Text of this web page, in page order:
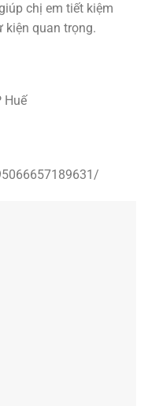
chị em tiết kiệm
kiện quan trọng.
Huế